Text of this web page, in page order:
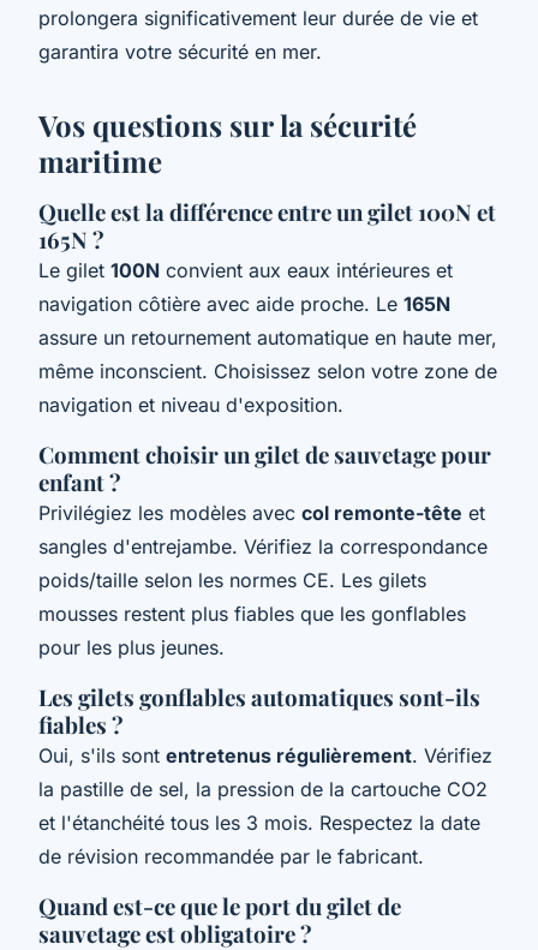
prolongera significativement leur durée de vie et
garantira votre sécurité en mer.
Vos questions sur la sécurité
maritime
Quelle est la différence entre un gilet 100N et
165N ?
Le gilet 100N convient aux eaux intérieures et
navigation côtière avec aide proche. Le 165N
assure un retournement automatique en haute mer,
même inconscient. Choisissez selon votre zone de
navigation et niveau d'exposition.
Comment choisir un gilet de sauvetage pour
enfant ?
Privilégiez les modèles avec col remonte-tête et
sangles d'entrejambe. Vérifiez la correspondance
poids/taille selon les normes CE. Les gilets
mousses restent plus fiables que les gonflables
pour les plus jeunes.
Les gilets gonflables automatiques sont-ils
fiables ?
Oui, s'ils sont entretenus régulièrement. Vérifiez
la pastille de sel, la pression de la cartouche CO2
et l'étanchéité tous les 3 mois. Respectez la date
de révision recommandée par le fabricant.
Quand est-ce que le port du gilet de
sauvetage est obligatoire ?